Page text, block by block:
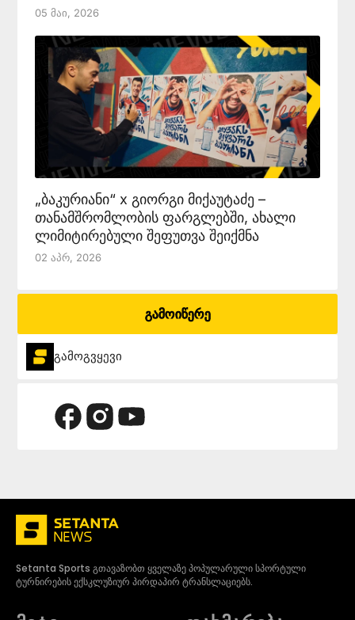
05 Მაი, 2026
„ბაკურიანი“ x გიორგი მიქაუტაძე –
თანამშრომლობის ფარგლებში, ახალი
ლიმიტირებული შეფუთვა შეიქმნა
02 Აპრ, 2026
გამოიწერე
გამოგვყევი
Setanta Sports გთავაზობთ ყველაზე პოპულარული სპორტული
ტურნირების ექსკლუზიურ პირდაპირ ტრანსლაციებს.